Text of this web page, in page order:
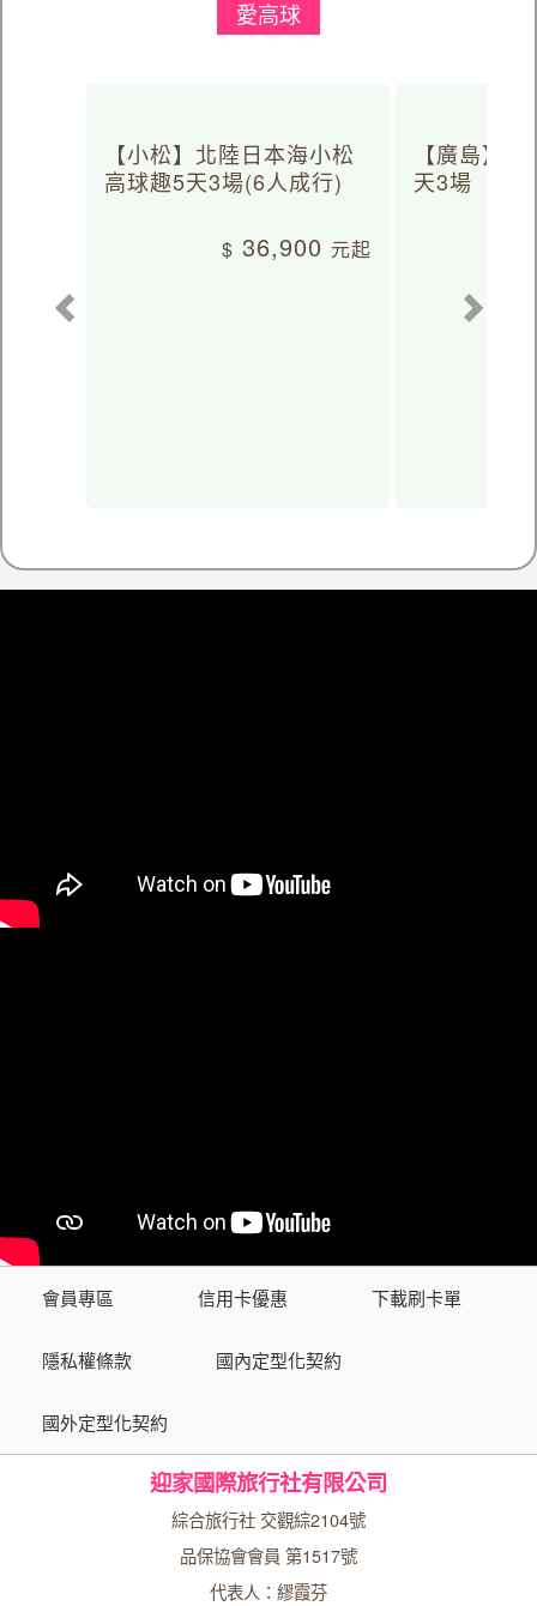
愛高球
【小松】北陸日本海小松
高球趣5天3場(6人成行)
36,900
【廣島】
天3場
會員專區 信用卡優惠 下載刷卡單
隱私權條款 國內定型化契約
國外定型化契約
迎家國際旅行社有限公司
綜合旅行社 交觀綜2104號
品保協會會員 第1517號
代表人：繆霞芬